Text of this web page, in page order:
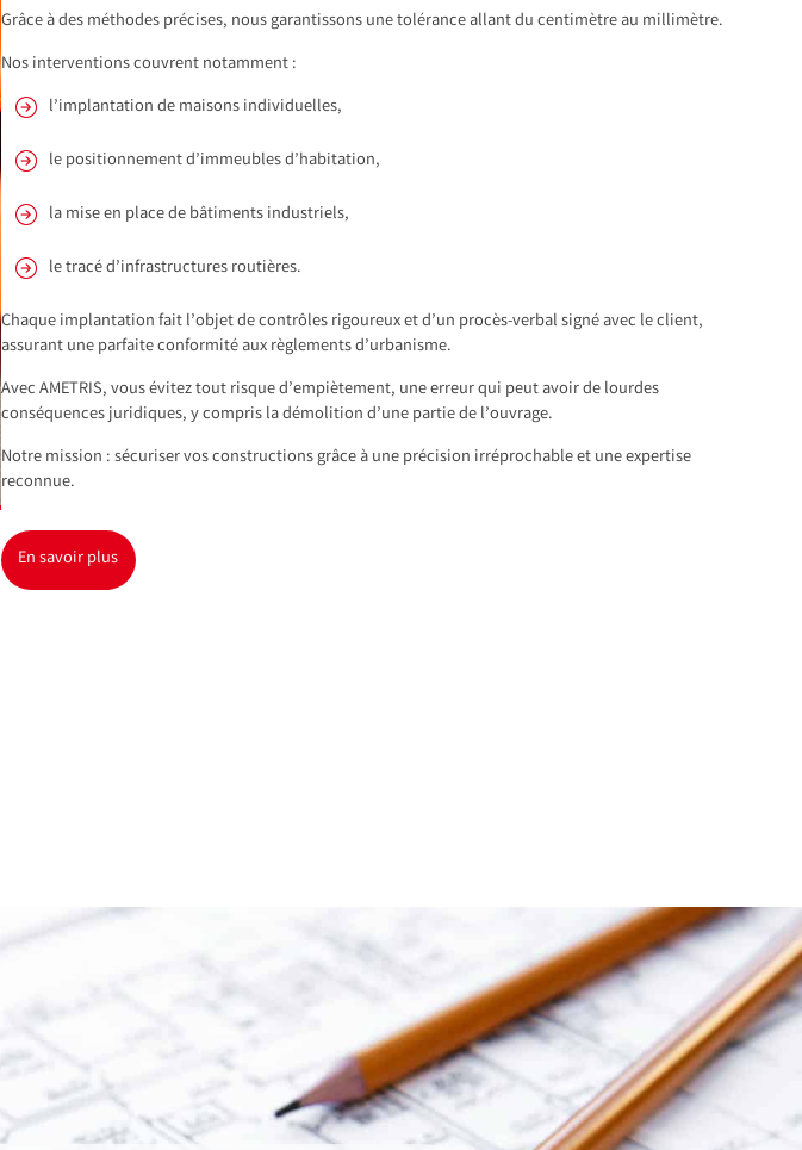
Grâce à des méthodes précises, nous garantissons une tolérance allant du centimètre au millimètre.
Nos interventions couvrent notamment :
l’implantation de maisons individuelles,
le positionnement d’immeubles d’habitation,
la mise en place de bâtiments industriels,
le tracé d’infrastructures routières.
Chaque implantation fait l’objet de contrôles rigoureux et d’un procès-verbal signé avec le client,
assurant une parfaite conformité aux règlements d’urbanisme.
Avec AMETRIS, vous évitez tout risque d’empiètement, une erreur qui peut avoir de lourdes
conséquences juridiques, y compris la démolition d’une partie de l’ouvrage.
Notre mission : sécuriser vos constructions grâce à une précision irréprochable et une expertise
reconnue.
En savoir plus